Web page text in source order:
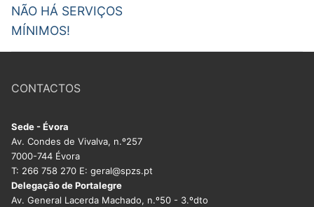
NÃO HÁ SERVIÇOS
MÍNIMOS!
CONTACTOS
Sede - Évora
Av. Condes de Vivalva, n.º257
7000-744 Évora
T: 266 758 270 E: geral@spzs.pt
Delegação de Portalegre
Av. General Lacerda Machado, n.º50 - 3.ºdto